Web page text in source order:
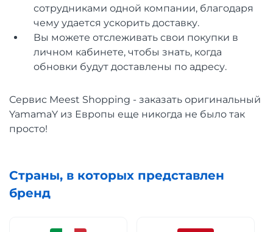
сотрудниками одной компании, благодаря
чему удается ускорить доставку.
Вы можете отслеживать свои покупки в
личном кабинете, чтобы знать, когда
обновки будут доставлены по адресу.
Сервис Meest Shopping - заказать оригинальный
YamamaY из Европы еще никогда не было так
просто!
Страны, в которых представлен
бренд